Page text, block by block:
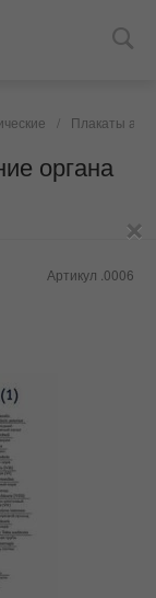
/ Плакаты
органа
Артикул .0006
×